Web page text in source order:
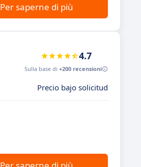
Per saperne di più
4.7
Sulla base di +200 recensioni
Precio bajo solicitud